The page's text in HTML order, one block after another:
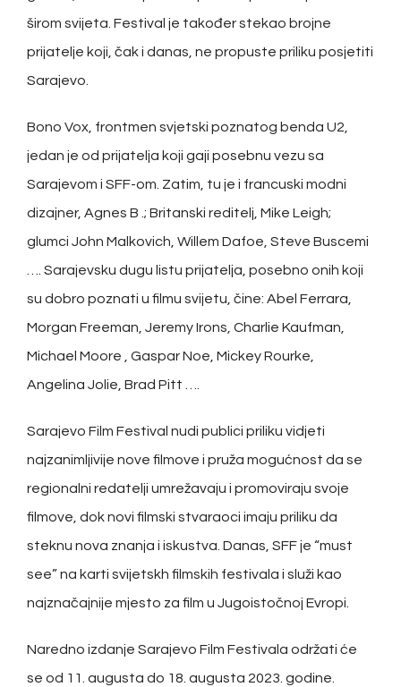
širom svijeta. Festival je također stekao brojne
prijatelje koji, čak i danas, ne propuste priliku posjetiti
Sarajevo.
Bono Vox, frontmen svjetski poznatog benda U2,
jedan je od prijatelja koji gaji posebnu vezu sa
Sarajevom i SFF-om. Zatim, tu je i francuski modni
dizajner, Agnes B .; Britanski reditelj, Mike Leigh;
glumci John Malkovich, Willem Dafoe, Steve Buscemi
…. Sarajevsku dugu listu prijatelja, posebno onih koji
su dobro poznati u filmu svijetu, čine: Abel Ferrara,
Morgan Freeman, Jeremy Irons, Charlie Kaufman,
Michael Moore , Gaspar Noe, Mickey Rourke,
Angelina Jolie, Brad Pitt ….
Sarajevo Film Festival nudi publici priliku vidjeti
najzanimljivije nove filmove i pruža mogućnost da se
regionalni redatelji umrežavaju i promoviraju svoje
filmove, dok novi filmski stvaraoci imaju priliku da
steknu nova znanja i iskustva. Danas, SFF je “must
see” na karti svijetskh filmskih festivala i služi kao
najznačajnije mjesto za film u Jugoistočnoj Evropi.
Naredno izdanje Sarajevo Film Festivala održati će
se od 11. augusta do 18. augusta 2023. godine.